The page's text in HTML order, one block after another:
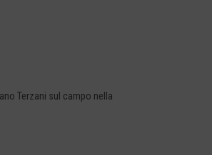
Terzani sul campo nella